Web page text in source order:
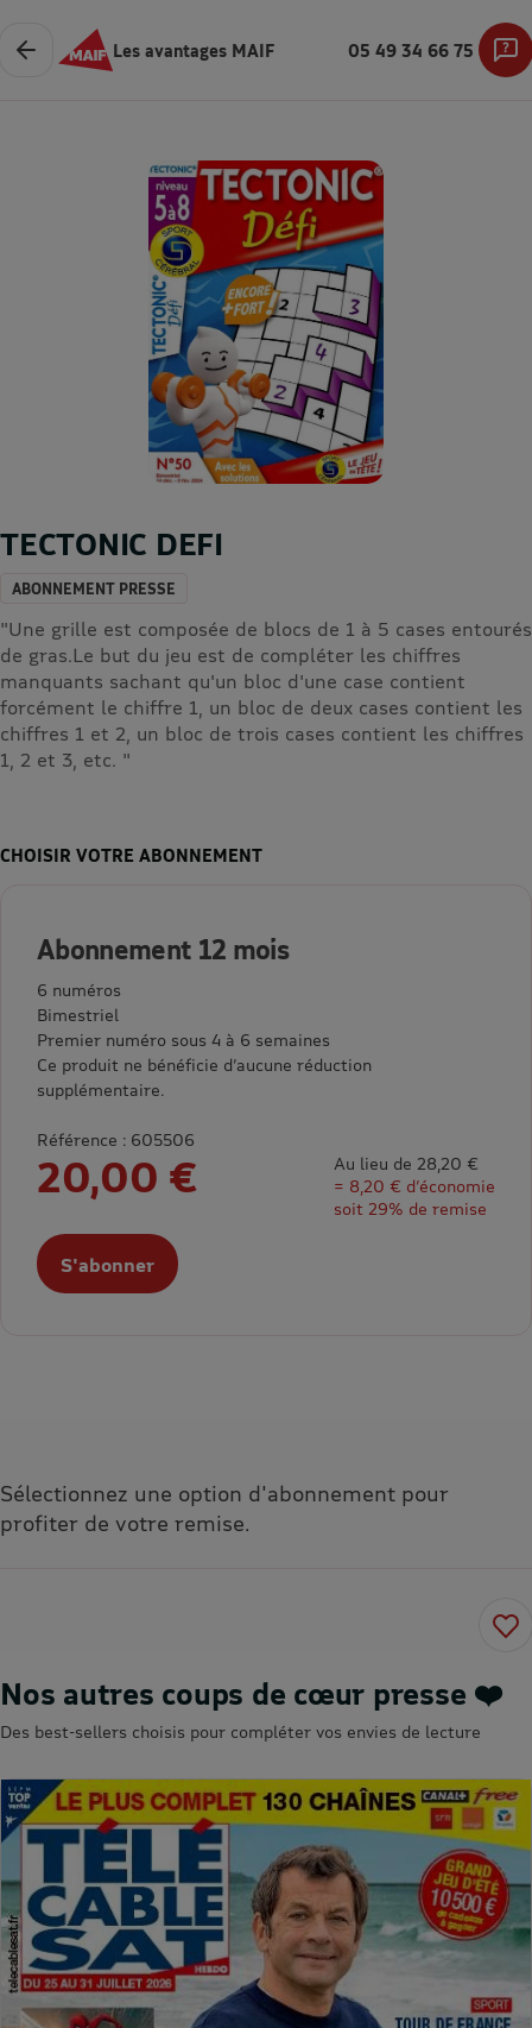
Les avantages MAIF 05 49 34 66 75
TECTONIC DEFI
ABONNEMENT PRESSE
"Une grille est composée de blocs de 1 à 5 cases entourés
de gras.Le but du jeu est de compléter les chiffres
manquants sachant qu'un bloc d'une case contient
forcément le chiffre 1, un bloc de deux cases contient les
chiffres 1 et 2, un bloc de trois cases contient les chiffres
1, 2 et 3, etc. "
CHOISIR VOTRE ABONNEMENT
Abonnement 12 mois
6 numéros
Bimestriel
Premier numéro sous 4 à 6 semaines
Ce produit ne bénéficie d’aucune réduction
supplémentaire.
Référence : 605506
20,00 €
Au lieu de 28,20 €
= 8,20 € d’économie
soit 29% de remise
S'abonner
Sélectionnez une option d'abonnement pour
profiter de votre remise.
Nos autres coups de cœur presse ❤️
Des best-sellers choisis pour compléter vos envies de lecture